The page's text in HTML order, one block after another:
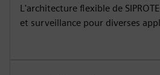
L'architecture flexible de
et surveillance pour diverses